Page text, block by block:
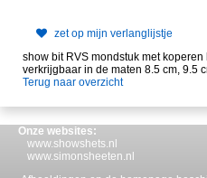
zet op mijn verlanglijstje
show bit RVS mondstuk met koperen
verkrijgbaar in de maten 8.5 cm, 9.5
Terug naar overzicht
Onze websites:
www.showshets.nl
www.simonsheeten.nl